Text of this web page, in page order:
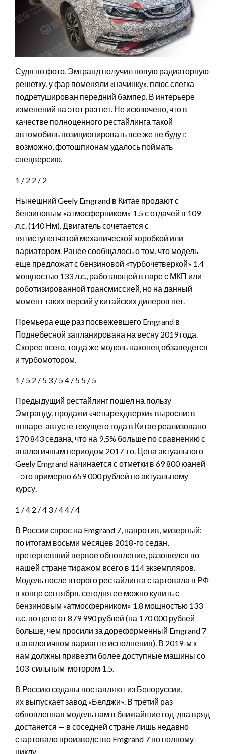
Судя по фото, Эмгранд получил новую радиаторную
решетку, у фар поменяли «начинку», плюс слегка
подретуширован передний бампер. В интерьере
изменений на этот раз нет. Не исключено, что в
качестве полноценного рестайлинга такой
автомобиль позиционировать все же не будут:
возможно, фотошпионам удалось поймать
спецверсию.
1 / 2 2 / 2
Нынешний Geely Emgrand в Китае продают с
бензиновым «атмосферником» 1.5 с отдачей в 109
л.с. (140 Нм). Двигатель сочетается с
пятиступенчатой механической коробкой или
вариатором. Ранее сообщалось о том, что модель
еще предложат с бензиновой «турбочетверкой» 1.4
мощностью 133 л.с., работающей в паре с МКП или
роботизированной трансмиссией, но на данный
момент таких версий у китайских дилеров нет.
Премьера еще раз посвежевшего Emgrand в
Поднебесной запланирована на весну 2019 года.
Скорее всего, тогда же модель наконец обзаведется
и турбомотором.
1 / 5 2 / 5 3 / 54 / 5 5 / 5
Предыдущий рестайлинг пошел на пользу
Эмгранду, продажи «четырехдверки» выросли: в
январе-августе текущего года в Китае реализовано
170 843 седана, что на 9,5% больше по сравнению с
аналогичным периодом 2017-го. Цена актуального
Geely Emgrand начинается с отметки в 69 800 юаней
– это примерно 659 000 рублей по актуальному
курсу.
1 / 4 2 / 4 3 / 44 / 4
В России спрос на Emgrand 7, напротив, мизерный:
по итогам восьми месяцев 2018-го седан,
претерпевший первое обновление, разошелся по
нашей стране тиражом всего в 114 экземпляров.
Модель после второго рестайлинга стартовала в РФ
в конце сентября, сегодня ее можно купить с
бензиновым «атмосферником» 1.8 мощностью 133
л.с. по цене от 879 990 рублей (на 170 000 рублей
больше, чем просили за дореформенный Emgrand 7
в аналогичном варианте исполнения). В 2019-м к
нам должны привезти более доступные машины со
103-сильным мотором 1.5.
В Россию седаны поставляют из Белоруссии,
их выпускает завод «Белджи». В третий раз
обновленная модель нам в ближайшие год-два вряд
достанется — в соседней стране лишь недавно
стартовало производство Emgrand 7 по полному
циклу.